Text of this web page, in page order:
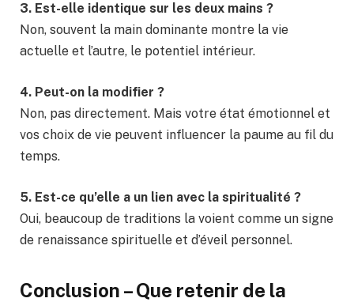
3. Est-elle identique sur les deux mains ?
Non, souvent la main dominante montre la vie
actuelle et l’autre, le potentiel intérieur.
4. Peut-on la modifier ?
Non, pas directement. Mais votre état émotionnel et
vos choix de vie peuvent influencer la paume au fil du
temps.
5. Est-ce qu’elle a un lien avec la spiritualité ?
Oui, beaucoup de traditions la voient comme un signe
de renaissance spirituelle et d’éveil personnel.
Conclusion – Que retenir de la